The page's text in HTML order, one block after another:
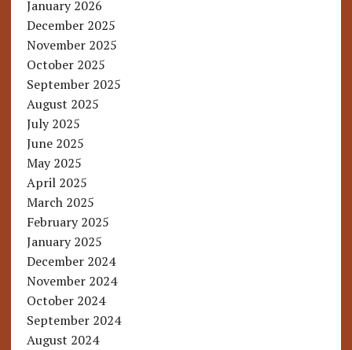
January 2026
December 2025
November 2025
October 2025
September 2025
August 2025
July 2025
June 2025
May 2025
April 2025
March 2025
February 2025
January 2025
December 2024
November 2024
October 2024
September 2024
August 2024